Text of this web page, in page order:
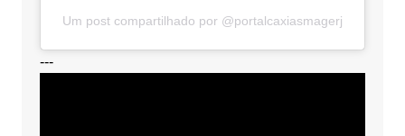
Um post compartilhado por @portalcaxiasmagerj
---